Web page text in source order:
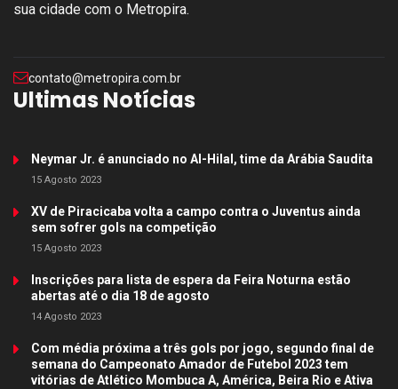
sua cidade com o Metropira.
contato@metropira.com.br
Ultimas Notícias
Neymar Jr. é anunciado no Al-Hilal, time da Arábia Saudita
15 Agosto 2023
XV de Piracicaba volta a campo contra o Juventus ainda
sem sofrer gols na competição
15 Agosto 2023
Inscrições para lista de espera da Feira Noturna estão
abertas até o dia 18 de agosto
14 Agosto 2023
Com média próxima a três gols por jogo, segundo final de
semana do Campeonato Amador de Futebol 2023 tem
vitórias de Atlético Mombuca A, América, Beira Rio e Ativa